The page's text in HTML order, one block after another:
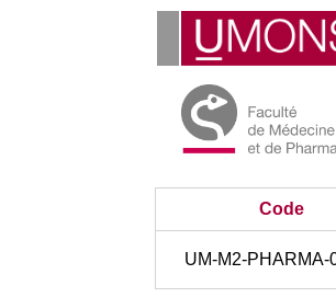
Code
UM-M2-PHARMA-